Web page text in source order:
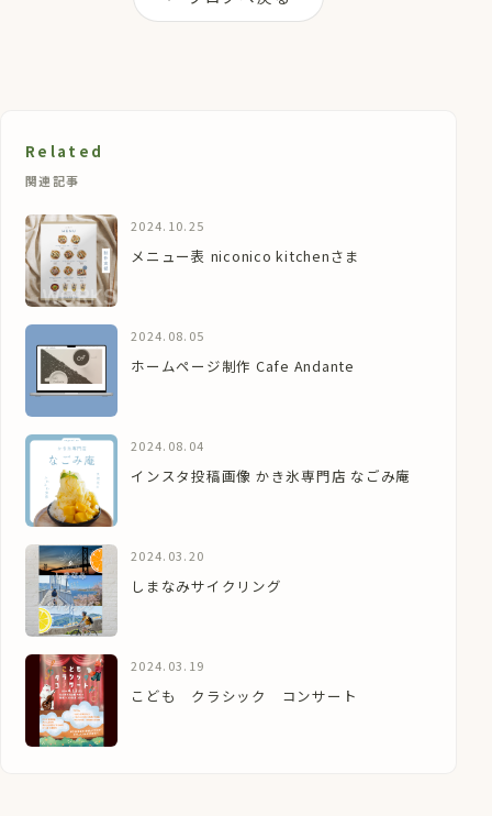
Related
関連記事
2024.10.25
メニュー表 niconico kitchenさま
2024.08.05
ホームページ制作 Cafe Andante
2024.08.04
インスタ投稿画像 かき氷専門店 なごみ庵
2024.03.20
しまなみサイクリング
2024.03.19
こども クラシック コンサート